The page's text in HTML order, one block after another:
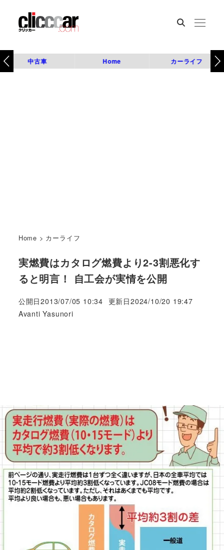
中古車 Home カーライフ
Home > カーライフ
実燃費はカタログ燃費より2-3割悪化す
ると明言！ 自工会が実情を公開
公開日2013/07/05 10:34 更新日2024/10/20 19:47
著
Avanti Yasunori